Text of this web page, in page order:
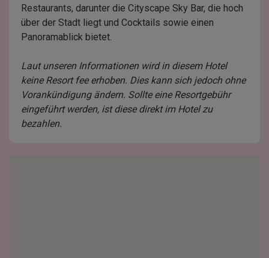
Restaurants, darunter die Cityscape Sky Bar, die hoch
über der Stadt liegt und Cocktails sowie einen
Panoramablick bietet.
Laut unseren Informationen wird in diesem Hotel
keine Resort fee erhoben. Dies kann sich jedoch ohne
Vorankündigung ändern. Sollte eine Resortgebühr
eingeführt werden, ist diese direkt im Hotel zu
bezahlen.